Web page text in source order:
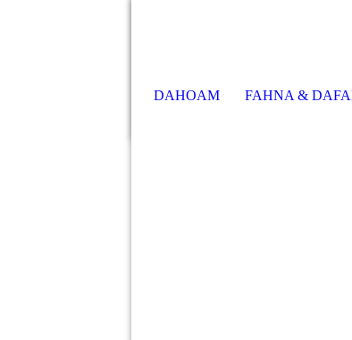
DAHOAM FAHNA &